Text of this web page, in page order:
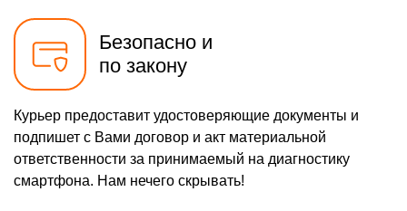
Безопасно и
по закону
Курьер предоставит удостоверяющие документы и
подпишет с Вами договор и акт материальной
ответственности за принимаемый на диагностику
смартфона. Нам нечего скрывать!